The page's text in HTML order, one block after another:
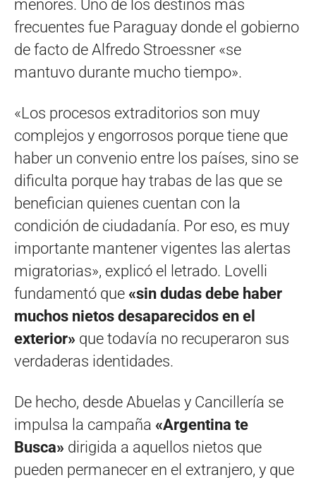
menores. Uno de los destinos más
frecuentes fue Paraguay donde el gobierno
de facto de Alfredo Stroessner «se
mantuvo durante mucho tiempo».
«Los procesos extraditorios son muy
complejos y engorrosos porque tiene que
haber un convenio entre los países, sino se
dificulta porque hay trabas de las que se
benefician quienes cuentan con la
condición de ciudadanía. Por eso, es muy
importante mantener vigentes las alertas
migratorias», explicó el letrado. Lovelli
fundamentó que «sin dudas debe haber
muchos nietos desaparecidos en el
exterior» que todavía no recuperaron sus
verdaderas identidades.
De hecho, desde Abuelas y Cancillería se
impulsa la campaña «Argentina te
Busca» dirigida a aquellos nietos que
pueden permanecer en el extranjero, y que